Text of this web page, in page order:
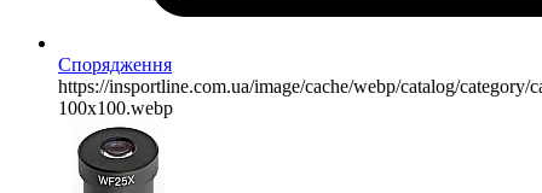
Спорядження
https://insportline.com.ua/image/cache/webp/catalog/category/
100x100.webp